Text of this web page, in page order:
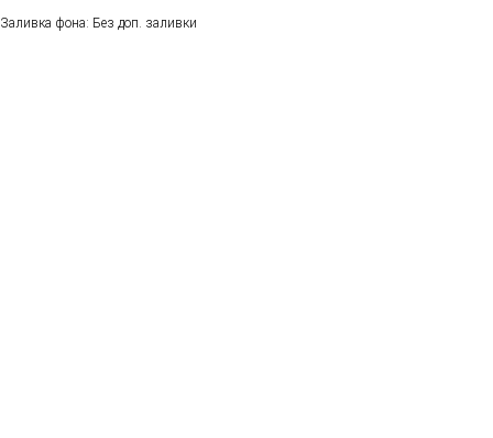
Заливка фона: Без доп. заливки